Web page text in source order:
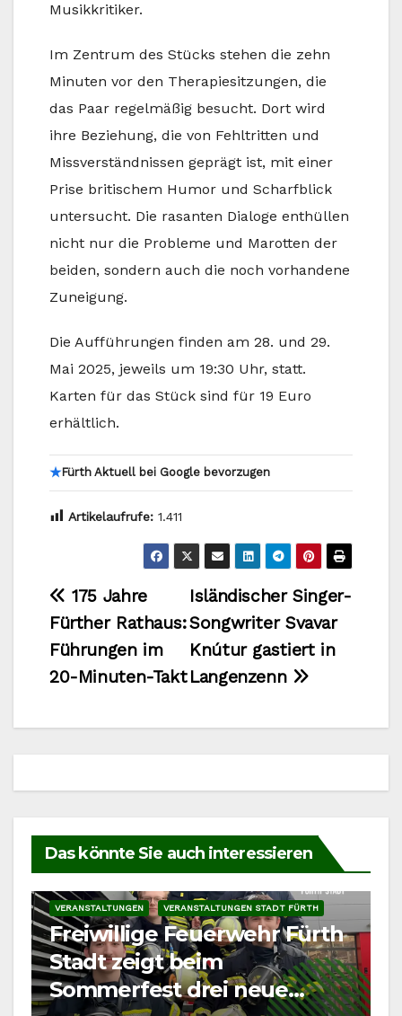
Musikkritiker.
Im Zentrum des Stücks stehen die zehn
Minuten vor den Therapiesitzungen, die
das Paar regelmäßig besucht. Dort wird
ihre Beziehung, die von Fehltritten und
Missverständnissen geprägt ist, mit einer
Prise britischem Humor und Scharfblick
untersucht. Die rasanten Dialoge enthüllen
nicht nur die Probleme und Marotten der
beiden, sondern auch die noch vorhandene
Zuneigung.
Die Aufführungen finden am 28. und 29.
Mai 2025, jeweils um 19:30 Uhr, statt.
Karten für das Stück sind für 19 Euro
erhältlich.
★Fürth Aktuell bei Google bevorzugen
Artikelaufrufe: 1.411
Beitragsnavigation
Isländischer Singer-
Songwriter Svavar
Knútur gastiert in
Langenzenn
175 Jahre
Fürther Rathaus:
Führungen im
20-Minuten-Takt
Das könnte Sie auch interessieren
VERANSTALTUNGEN VERANSTALTUNGEN STADT FÜRTH
Freiwillige Feuerwehr Fürth
Stadt zeigt beim
Sommerfest drei neue